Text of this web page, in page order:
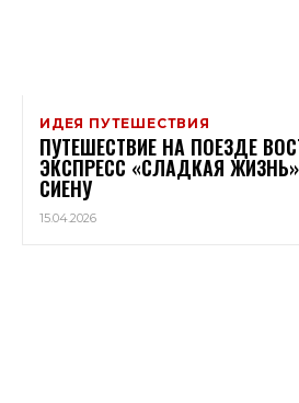
ИДЕЯ ПУТЕШЕСТВИЯ
ПУТЕШЕСТВИЕ НА ПОЕЗДЕ
ЭКСПРЕСС «СЛАДКАЯ
СИЕНУ
15.04.2026